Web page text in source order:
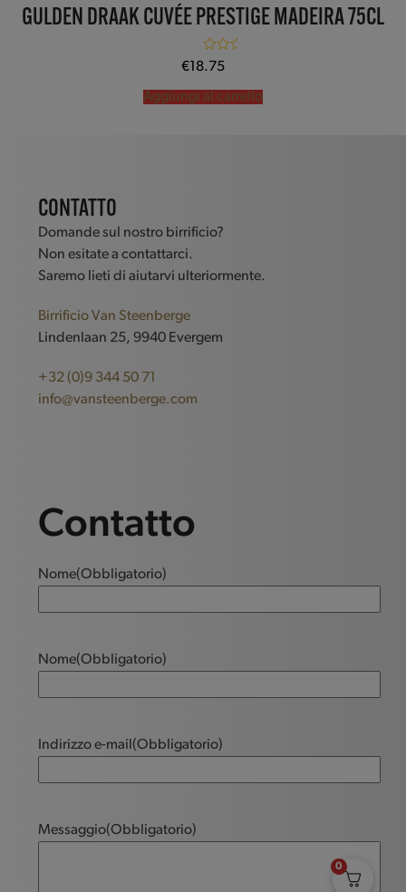
GULDEN DRAAK CUVÉE PRESTIGE MADEIRA 75CL
Valutato
su 5
€ 18.75
Aggiungi al carrello
CONTATTO
Domande sul nostro birrificio?
Non esitate a contattarci.
Saremo lieti di aiutarvi ulteriormente.
Birrificio Van Steenberge
Lindenlaan 25, 9940 Evergem
+32 (0)9 344 50 71
info@vansteenberge.com
Contatto
Nome(Obbligatorio)
Nome(Obbligatorio)
Indirizzo e-mail (Obbligatorio)
Messaggio(Obbligatorio)
0